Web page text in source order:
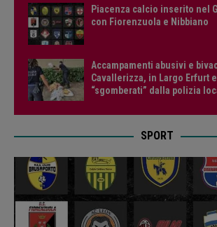
Piacenza calcio inserito nel
con Fiorenzuola e Nibbiano
Accampamenti abusivi e
Cavallerizza, in Largo Erfurt
“sgomberati” dalla polizia
SPORT